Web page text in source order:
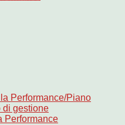
Performance/Piano
di gestione
Performance